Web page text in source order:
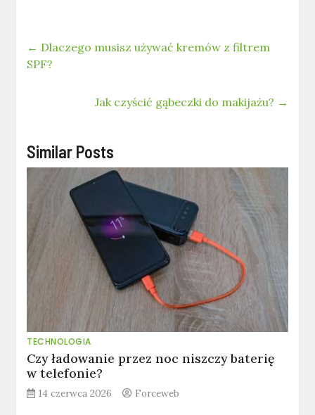
← Dlaczego musisz używać kremów z filtrem
SPF?
Jak czyścić gąbeczki do makijażu? →
Similar Posts
TECHNOLOGIA
Czy ładowanie przez noc niszczy baterię
w telefonie?
14 czerwca 2026 Forceweb